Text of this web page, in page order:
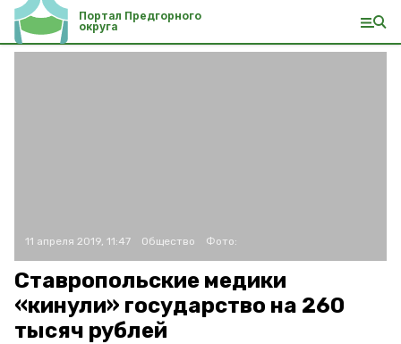
Портал Предгорного
округа
11 апреля 2019, 11:47 Общество Фото:
Ставропольские медики
«кинули» государство на 260
тысяч рублей